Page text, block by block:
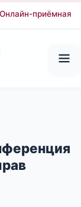
Онлайн-приёмная